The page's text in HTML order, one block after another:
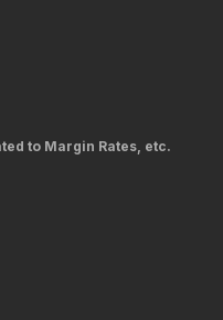
to Margin Rates, etc.